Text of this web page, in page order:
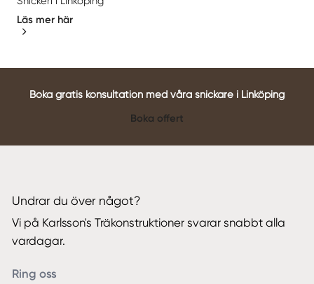
Läs mer här
Boka gratis konsultation med våra snickare i Linköping
Boka offert
Undrar du över något?
Vi på Karlsson's Träkonstruktioner svarar snabbt alla
vardagar.
Ring oss